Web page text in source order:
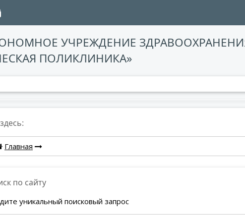
УЧРЕЖДЕНИЕ
ПОЛИКЛИНИКА»
Главная
по сайту
уникальный поисковый запрос